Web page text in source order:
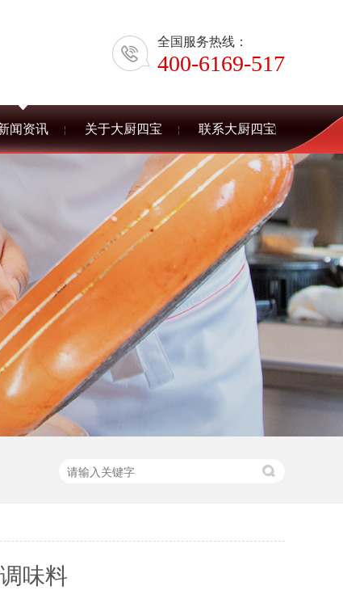
全国服务热线：
400-6169-517
闻资讯 关于大厨四宝 联系大厨四宝
味料